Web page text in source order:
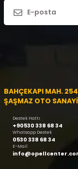
BAHÇEKAPI MAH.
ŞAŞMAZ OTO
Destek Hattı
+90530 338 68 34
Whatsapp Destek
0530 338 68 34
E-Mail